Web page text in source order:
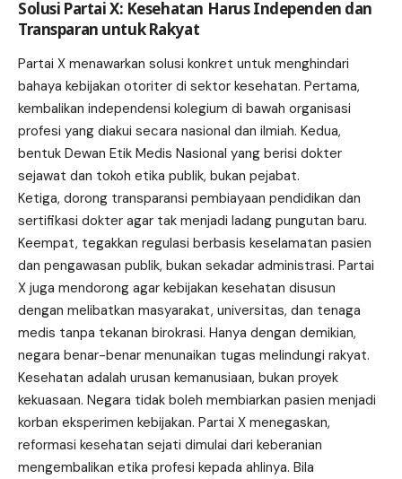
Solusi Partai X: Kesehatan Harus Independen dan
Transparan untuk Rakyat
Partai X menawarkan solusi konkret untuk menghindari
bahaya kebijakan otoriter di sektor kesehatan. Pertama,
kembalikan independensi kolegium di bawah organisasi
profesi yang diakui secara nasional dan ilmiah. Kedua,
bentuk Dewan Etik Medis Nasional yang berisi dokter
sejawat dan tokoh etika publik, bukan pejabat.
Ketiga, dorong transparansi pembiayaan pendidikan dan
sertifikasi dokter agar tak menjadi ladang pungutan baru.
Keempat, tegakkan regulasi berbasis keselamatan pasien
dan pengawasan publik, bukan sekadar administrasi. Partai
X juga mendorong agar kebijakan kesehatan disusun
dengan melibatkan masyarakat, universitas, dan tenaga
medis tanpa tekanan birokrasi. Hanya dengan demikian,
negara benar-benar menunaikan tugas melindungi rakyat.
Kesehatan adalah urusan kemanusiaan, bukan proyek
kekuasaan. Negara tidak boleh membiarkan pasien menjadi
korban eksperimen kebijakan. Partai X menegaskan,
reformasi kesehatan sejati dimulai dari keberanian
mengembalikan etika profesi kepada ahlinya. Bila